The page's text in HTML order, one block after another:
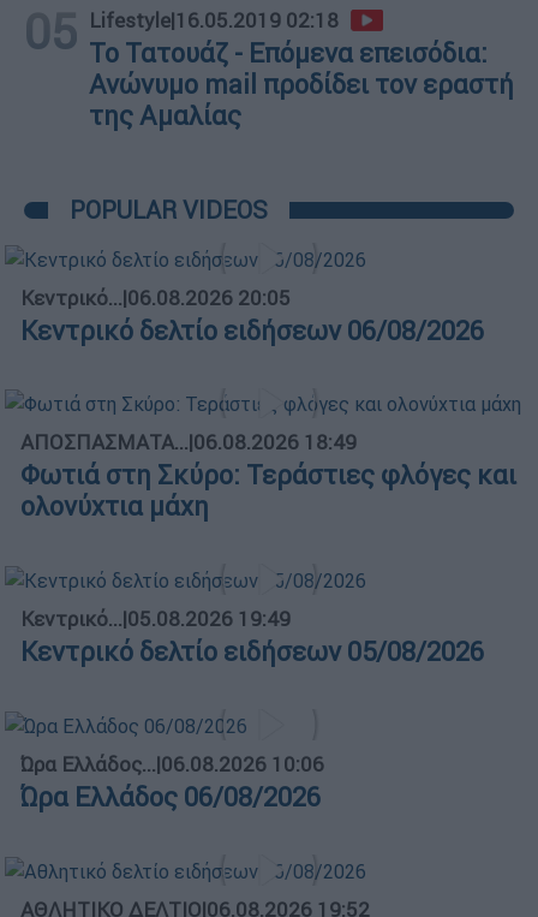
05 Lifestyle|16.05.2019 02:18
Το Τατουάζ - Επόμενα επεισόδια:
Ανώνυμο mail προδίδει τον εραστή
της Αμαλίας
POPULAR VIDEOS
Κεντρικό...|06.08.2026 20:05
Κεντρικό δελτίο ειδήσεων 06/08/2026
ΑΠΟΣΠΑΣΜΑΤΑ...|06.08.2026 18:49
Φωτιά στη Σκύρο: Τεράστιες φλόγες και
ολονύχτια μάχη
Κεντρικό...|05.08.2026 19:49
Κεντρικό δελτίο ειδήσεων 05/08/2026
Ώρα Ελλάδος...|06.08.2026 10:06
Ώρα Ελλάδος 06/08/2026
ΑΘΛΗΤΙΚΟ ΔΕΛΤΙΟ|06.08.2026 19:52